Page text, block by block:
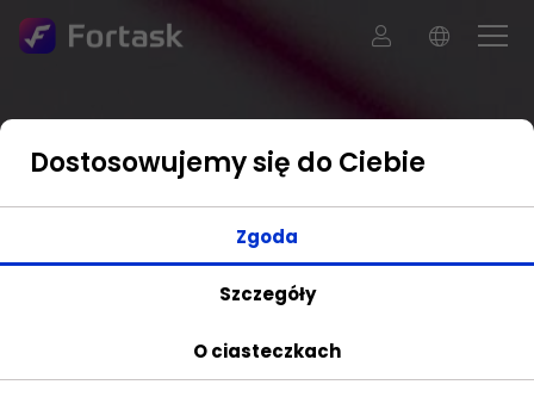
Dostosowujemy się do Ciebie
Zgoda
Szczegóły
O ciasteczkach